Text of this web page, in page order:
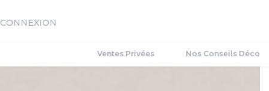
CONNEXION
Ventes Privées Nos Conseils Déco